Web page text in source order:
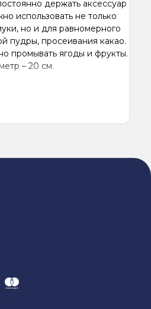
держать аксессуар
использовать не только
но и для равномерного
пудры, просеивания какао.
промывать ягоды и фрукты.
– 20 см.